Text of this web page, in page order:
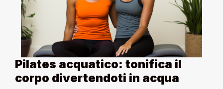
Pilates acquatico: tonifica il
corpo divertendoti in acqua